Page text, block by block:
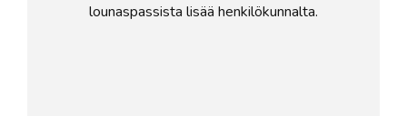
lounaspassista lisää henkilökunnalta.